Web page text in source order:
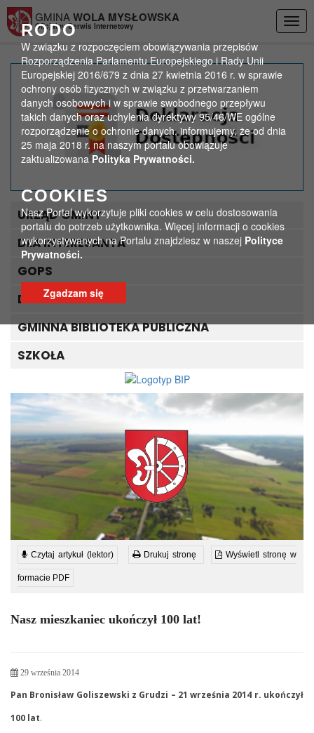
RODO
W związku z rozpoczęciem obowiązywania przepisów
Rozporządzenia Parlamentu Europejskiego i Rady Unii
Europejskiej 2016/679 z dnia 27 kwietnia 2016 r. w sprawie
ochrony osób fizycznych w związku z przetwarzaniem
danych osobowych i w sprawie swobodnego przepływu
takich danych oraz uchylenia dyrektywy 95/46/WE ogólne
rozporządzenie o ochronie danych, informujemy, że od dnia
25 maja 2018 r. na naszym portalu obowiązuje
zaktualizowanaPolityka Prywatności.
COOKIES
Nasz Portal wykorzytuje pliki cookies w celu dostosowania
portalu do potrzeb użytkownika. Więcej informacji o cookies
wykorzystywanych na Portalu znajdziesz w naszej Polityce
Prywatności.
Zgadzam się
GMINA WOLA MYSŁOWSKA
Oficjalny Serwis Internetowy
Nasz mieszkaniec
ukończył 100 lat!
Strona główna > ogólne zdjęcia >
Nasz mieszkaniec ukończył 100 lat!
URZĄD GMINY
DLA INTERESANTA
GOPS
DLA TURYSTY
GMINNA BIBLIOTEKA PUBLICZNA
SZKOŁA
Czytaj artykuł (lektor) Drukuj stronę Wyświetl stronę w
formacie PDF
Nasz mieszkaniec ukończył 100 lat!
29 września 2014
Pan Bronisław Goliszewski z Grudzi – 21 września 2014 r. ukończył
100 lat.